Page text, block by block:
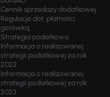
Cennik sprzedaży dodatkowej
Regulacje dot. płatności
gotówką
Strategia podatkowa
Informacja o realizowanej
strategii podatkowej za rok
2022
Informacja o realizowanej
strategii podatkowej za rok
2023